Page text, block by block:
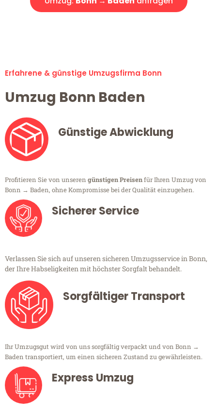
Erfahrene & günstige Umzugsfirma Bonn
Umzug Bonn Baden
Günstige Abwicklung
Profitieren Sie von unseren günstigen Preisenfür Ihren Umzug von
Bonn → Baden, ohne Kompromisse bei der Qualität einzugehen.
Sicherer Service
Verlassen Sie sich auf unseren sicheren Umzugsservice in Bonn,
der Ihre Habseligkeiten mit höchster Sorgfalt behandelt.
Sorgfältiger Transport
Ihr Umzugsgut wird von uns sorgfältig verpackt und von Bonn →
Baden transportiert, um einen sicheren Zustand zu gewährleisten.
Express Umzug